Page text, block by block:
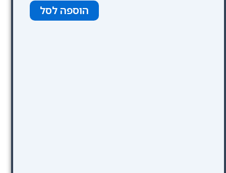
Hotel
Granados
הוספה לסל